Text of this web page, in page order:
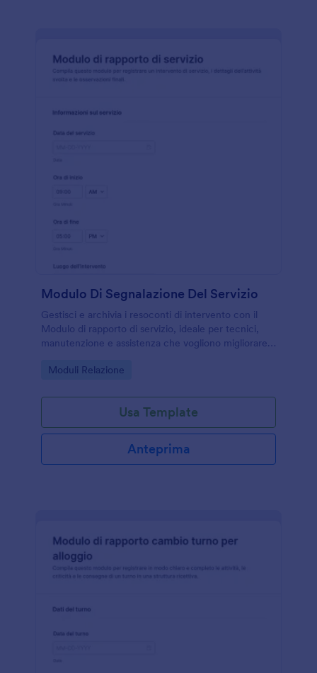
Modulo Di Segnalazione Del Servizio
Gestisci e archivia i resoconti di intervento con il
Modulo di rapporto di servizio, ideale per tecnici,
manutenzione e assistenza che vogliono migliorare
Go to Category:
Moduli Relazione
Usa Template
Anteprima